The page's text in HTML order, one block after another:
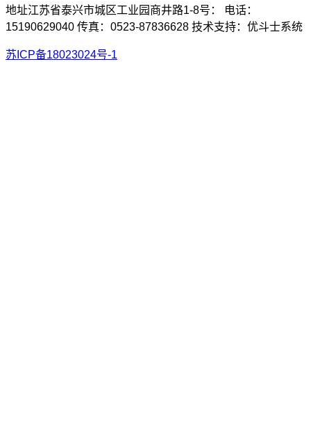
地址江苏省泰兴市城区工业园商井路1-8号： 电话：
15190629040 传真：0523-87836628 技术支持：优斗士系统
苏ICP备18023024号-1